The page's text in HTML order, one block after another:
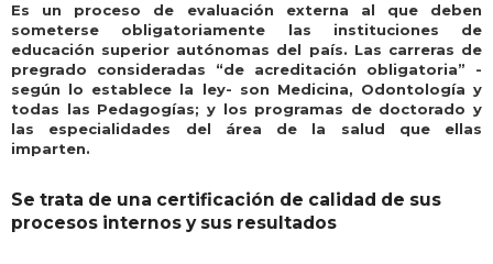
Es un proceso de evaluación externa al que deben
someterse obligatoriamente las instituciones de
educación superior autónomas del país. Las carreras de
pregrado consideradas “de acreditación obligatoria” -
según lo establece la ley- son Medicina, Odontología y
todas las Pedagogías; y los programas de doctorado y
las especialidades del área de la salud que ellas
imparten.
Se trata de una certificación de calidad de sus
procesos internos y sus resultados